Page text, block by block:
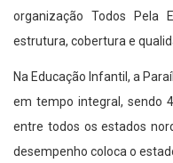
organização Todos Pela
estrutura, cobertura e
Na Educação Infantil, a
em tempo integral, sendo
entre todos os estados
desempenho coloca o